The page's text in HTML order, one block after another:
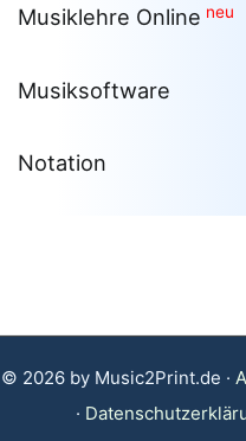
Musiklehre Online neu
Musiksoftware
Notation
© 2026 by Music2Print.de ·
·